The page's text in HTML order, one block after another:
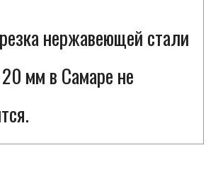
нержавеющей стали
мм в Самаре не